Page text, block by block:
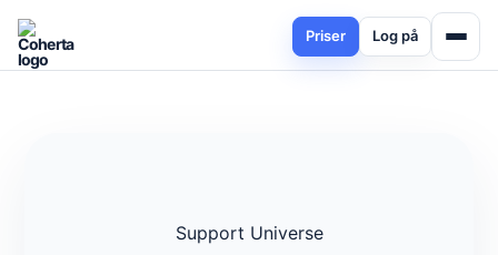
Priser Log på
Support Universe